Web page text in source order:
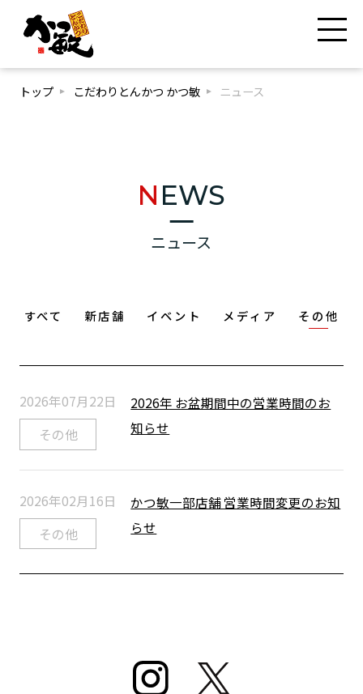
トップ こだわりとんかつ かつ敏 ニュース
NEWS
ニュース
すべて 新店舗 イベント メディア その他
2026年07月22日
その他
2026年 お盆期間中の営業時間のお
知らせ
2026年02月16日
その他
かつ敏一部店舗 営業時間変更のお知
らせ